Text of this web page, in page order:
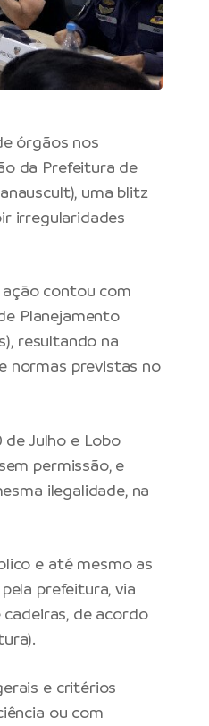
órgãos nos
da Prefeitura de
uma blitz
irregularidades
ação contou com
Planejamento
resultando na
normas previstas no
Julho e Lobo
permissão, e
ilegalidade, na
e até mesmo as
prefeitura, via
de acordo
e critérios
ou com